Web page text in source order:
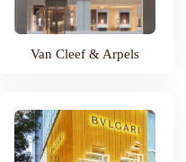
Van Cleef & Arpels